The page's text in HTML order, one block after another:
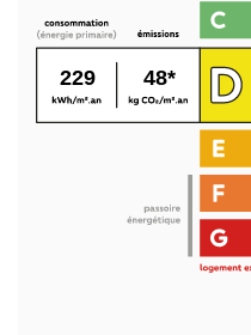
229 48*